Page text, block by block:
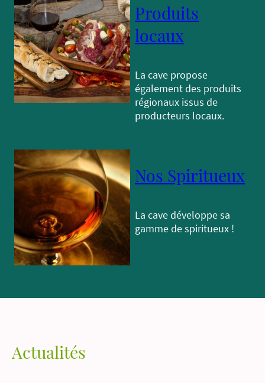
Produits
locaux
La cave propose
également des produits
régionaux issus de
producteurs locaux.
Nos Spiritueux
La cave développe sa
gamme de spiritueux !
Actualités